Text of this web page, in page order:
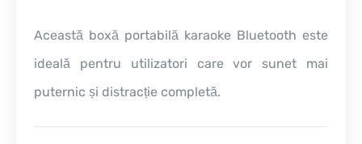
Această boxă portabilă karaoke Bluetooth este
ideală pentru utilizatori care vor sunet mai
puternic și distracție completă.